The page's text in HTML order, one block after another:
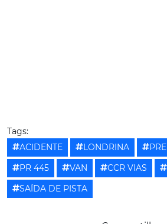
Tags:
ACIDENTE
LONDRINA PRE
PR 445
VAN CCR VIAS
SAÍDA DE PISTA